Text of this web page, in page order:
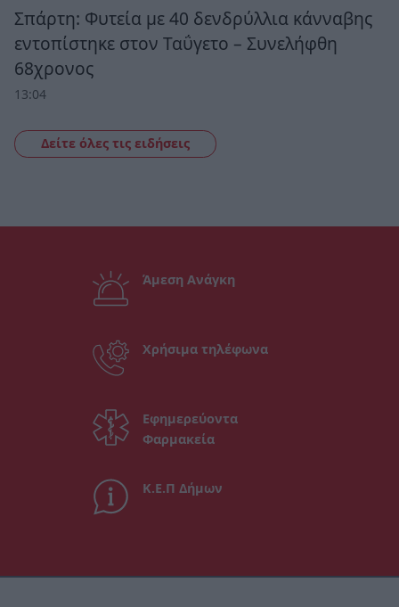
Σπάρτη: Φυτεία με 40 δενδρύλλια κάνναβης
εντοπίστηκε στον Ταΰγετο – Συνελήφθη
68χρονος
13:04
Δείτε όλες τις ειδήσεις
Άμεση Ανάγκη
Χρήσιμα τηλέφωνα
Εφημερεύοντα
Φαρμακεία
Κ.Ε.Π Δήμων